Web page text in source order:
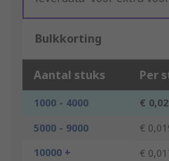
Bulkkorting
Aantal stuks Per
1000 - 4000 €
5000 - 9000
€
10000 +
€